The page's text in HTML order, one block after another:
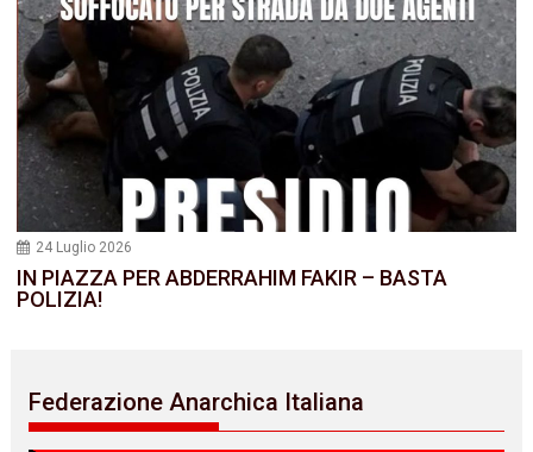
24 Luglio 2026
IN PIAZZA PER ABDERRAHIM FAKIR – BASTA
POLIZIA!
Federazione Anarchica Italiana